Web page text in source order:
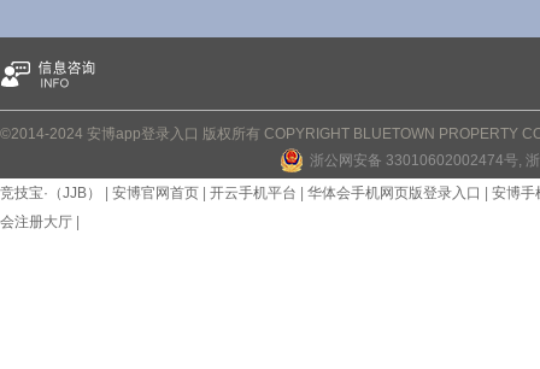
©2014-2024 安博app登录入口 版权所有 COPYRIGHT BLUETOWN PROPERTY
浙公网安备 33010602002474号,
竞技宝·（JJB）
安博官网首页 开云手机平台 华体会手机网页版登录入口
安博手
会注册大厅